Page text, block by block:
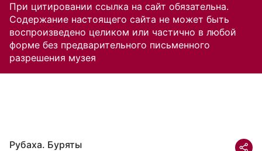
При цитировании ссылка на сайт обязательна.
Содержание настоящего сайта не может быть
воспроизведено целиком или частично в любой
форме без предварительного письменного
разрешения музея
Рубаха. Буряты